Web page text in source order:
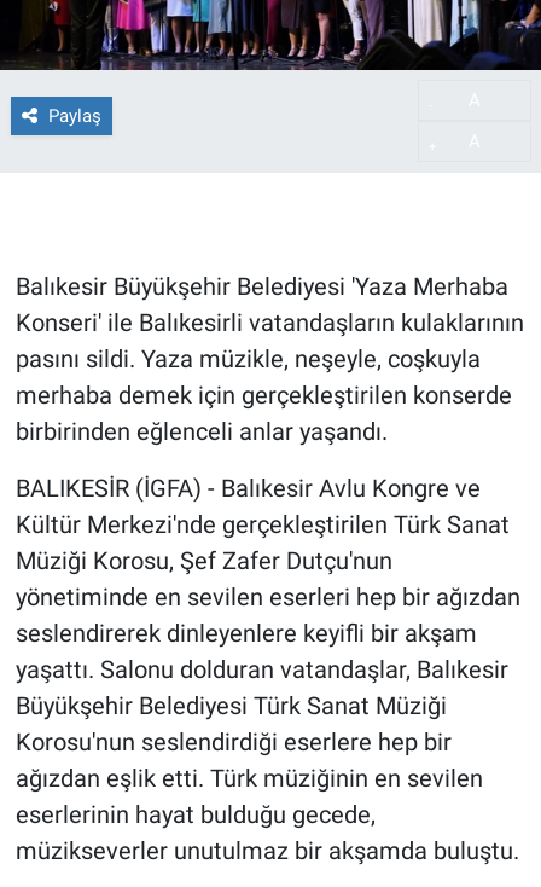
Paylaş
Balıkesir Büyükşehir Belediyesi 'Yaza Merhaba
Konseri' ile Balıkesirli vatandaşların kulaklarının
pasını sildi. Yaza müzikle, neşeyle, coşkuyla
merhaba demek için gerçekleştirilen konserde
birbirinden eğlenceli anlar yaşandı.
BALIKESİR (İGFA) - Balıkesir Avlu Kongre ve
Kültür Merkezi'nde gerçekleştirilen Türk Sanat
Müziği Korosu, Şef Zafer Dutçu'nun
yönetiminde en sevilen eserleri hep bir ağızdan
seslendirerek dinleyenlere keyifli bir akşam
yaşattı. Salonu dolduran vatandaşlar, Balıkesir
Büyükşehir Belediyesi Türk Sanat Müziği
Korosu'nun seslendirdiği eserlere hep bir
ağızdan eşlik etti. Türk müziğinin en sevilen
eserlerinin hayat bulduğu gecede,
müzikseverler unutulmaz bir akşamda buluştu.